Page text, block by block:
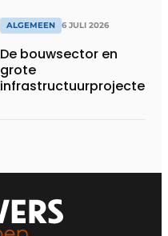
ALGEMEEN 6 JULI 2026
De bouwsector en
grote
infrastructuurprojecten